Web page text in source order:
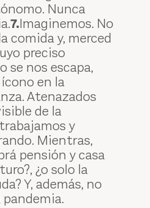
Nunca
7.Imaginemos. No
comida y, merced
preciso
nos escapa,
en la
Atenazados
de la
y
Mientras,
pensión y casa
¿o solo la
Y, además, no